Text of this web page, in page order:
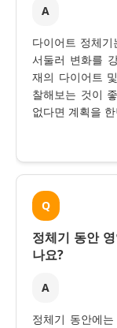
A
다이어트 정체
서둘러 변화를
재의 다이어트
찰해보는 것이
없다면 계획을
Q
정체기 동안
나요?
A
정체기 동안에